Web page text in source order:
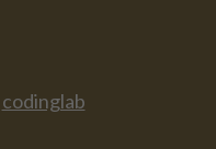
codinglab